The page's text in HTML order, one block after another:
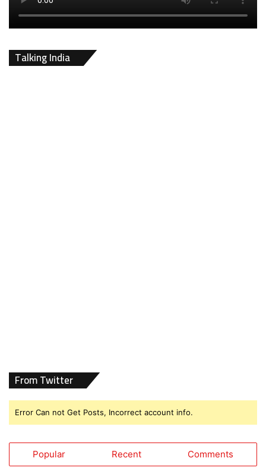
Talking India
From Twitter
Error Can not Get Posts, Incorrect account info.
Popular Recent Comments